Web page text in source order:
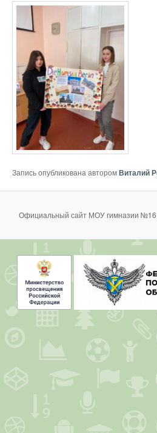
Запись опубликована авторомВиталий
Официальный сайт МОУ гимназии №16